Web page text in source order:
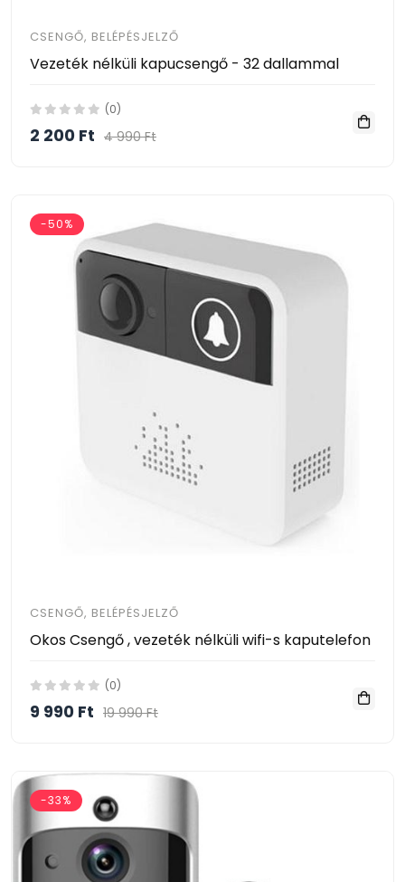
CSENGŐ, BELÉPÉSJELZŐ
Vezeték nélküli kapucsengő - 32 dallammal
(0)
2 200 Ft 4 990 Ft
-50%
CSENGŐ, BELÉPÉSJELZŐ
Okos Csengő , vezeték nélküli wifi-s kaputelefon
(0)
9 990 Ft 19 990 Ft
-33%